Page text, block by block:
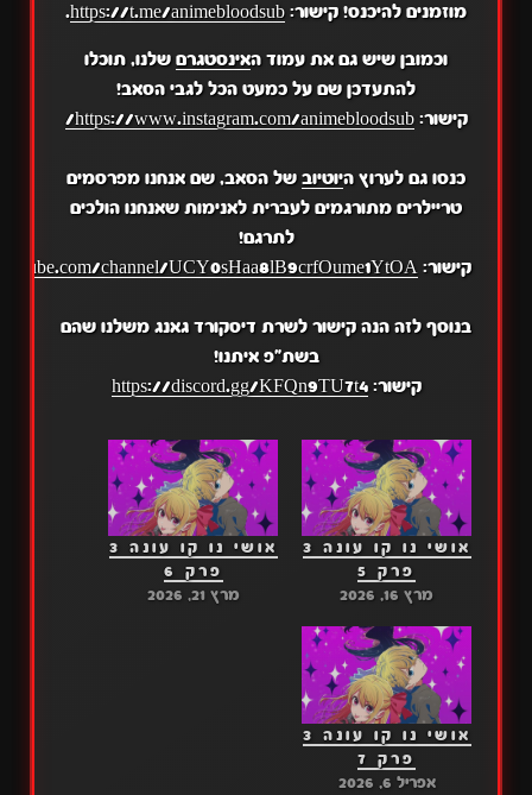
מוזמנים להיכנס! קישור: https://t.me/animebloodsub
.
וכמובן שיש גם את עמוד האינסטגרםשלנו, תוכלו
להתעדכן שם על כמעט הכל לגבי הסאב!
קישור:https://www.instagram.com/animebloodsub/
כנסו גם לערוץ היוטיובשל הסאב, שם אנחנו מפרסמים
טריילרים מתורגמים לעברית לאנימות שאנחנו הולכים
לתרגם!
קישור: channel/UCY0sHaa8lB9crfOume1YtOA
בנוסף לזה הנה קישור לשרת דיסקורד גאנג משלנו שהם
בשת"פ איתנו!
קישור:https://discord.gg/KFQn9TU7t4
אושי נו קו עונה 3
פרק 5
מרץ 16, 2026
אושי נו קו עונה 3
פרק 6
מרץ 21, 2026
אושי נו קו עונה 3
פרק 7
אפריל 6, 2026